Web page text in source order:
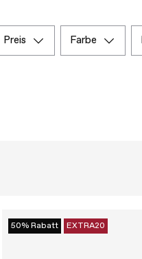
preis farbe
50% Rabatt EXTRA20